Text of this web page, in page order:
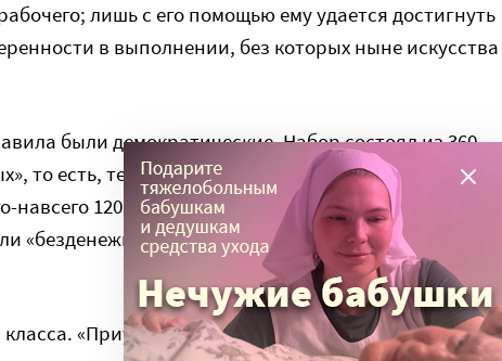
лишь с его помощью ему удается достигнуть
в выполнении, без которых ныне искусства
были демократические. Набор состоял из 360
то есть, тех, которые за обучение платят деньги (30
навсего 120, то есть, меньше половины. Оставшиеся
«безденежно снабжаться всеми нужными для
«Приуготовительный», в котором изучали